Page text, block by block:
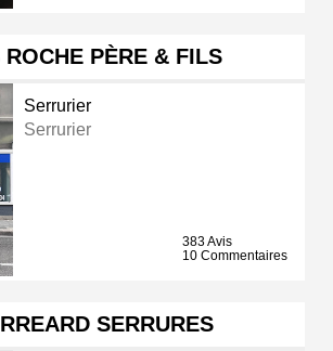
ROCHE PÈRE & FILS
Serrurier
Serrurier
383 Avis
10 Commentaires
SERRURES